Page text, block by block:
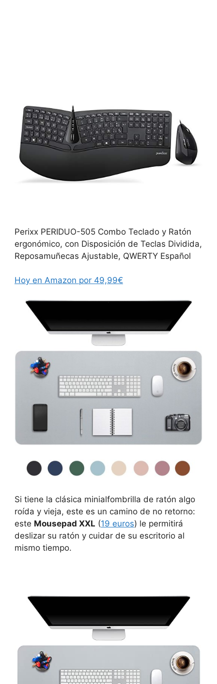
Perixx PERIDUO-505 Combo Teclado y Ratón
ergonómico, con Disposición de Teclas Dividida,
Reposamuñecas Ajustable, QWERTY Español
Hoy en Amazon por 49,99€
Si tiene la clásica minialfombrilla de ratón algo
roída y vieja, este es un camino de no retorno:
este Mousepad XXL (19 euros) le permitirá
deslizar su ratón y cuidar de su escritorio al
mismo tiempo.